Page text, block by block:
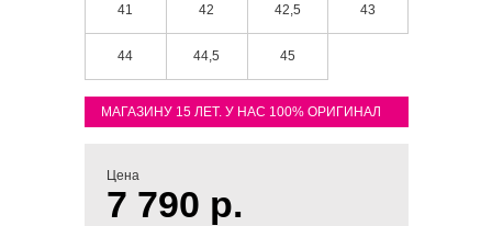
41 42 42,5 43
44 44,5 45
МАГАЗИНУ 15 ЛЕТ. У НАС 100% ОРИГИНАЛ
Цена
7 790 р.